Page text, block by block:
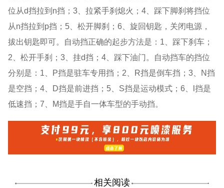
位从d挡拉到n挡；3、拉紧手刹熄火；4、踩下脚刹将挡位
从n挡拉到p挡；5、松开脚刹；6、旋回钥匙，关闭电源，
拔出钥匙即可。自动挡正确的起步方法是：1、踩下刹车；
2、松开手刹；3、挂d挡；4、踩下油门。自动挡车的挡位
分别是：1、P挡是驻车专用挡；2、R挡是倒车挡；3、N挡
是空挡；4、D挡是前进挡；5、S挡是运动模式；6、l挡是
低速挡；7、M挡是手自一体车型的手动挡。
相关阅读